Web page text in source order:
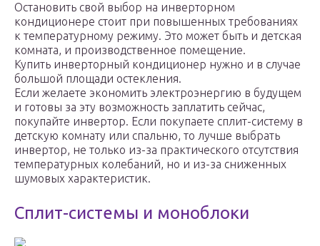
Остановить свой выбор на инверторном
кондиционере стоит при повышенных требованиях
к температурному режиму. Это может быть и детская
комната, и производственное помещение.
Купить инверторный кондиционер нужно и в случае
большой площади остекления.
Если желаете экономить электроэнергию в будущем
и готовы за эту возможность заплатить сейчас,
покупайте инвертор. Если покупаете сплит-систему в
детскую комнату или спальню, то лучше выбрать
инвертор, не только из-за практического отсутствия
температурных колебаний, но и из-за сниженных
шумовых характеристик.
Сплит-системы и моноблоки